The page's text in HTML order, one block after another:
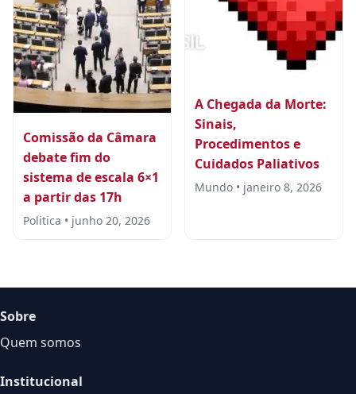
Comissão da Câmara
debate fim do
sistema de escala 6×1
a partir das 17h
Politica • junho 20, 2026
A Chegada da Morte:
Sinais,
Procedimentos e
Cuidados Paliativos
Mundo • janeiro 8, 2026
Sobre
Quem somos
Institucional